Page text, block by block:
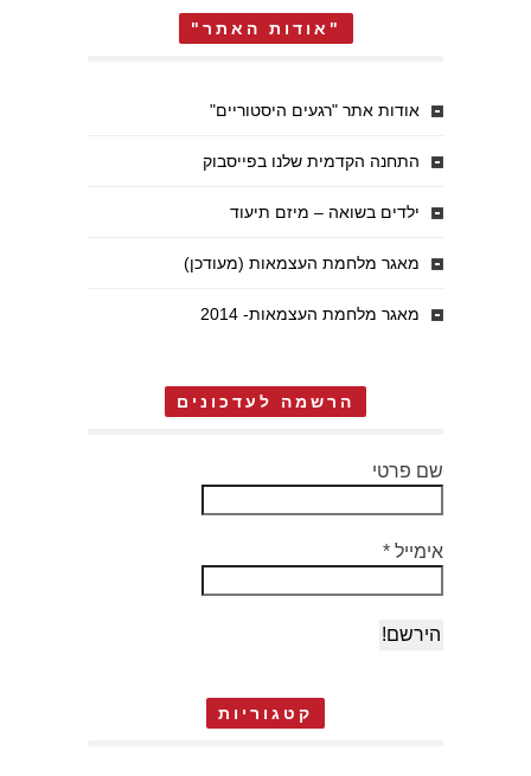
"אודות האתר"
אודות אתר "רגעים היסטוריים"
התחנה הקדמית שלנו בפייסבוק
ילדים בשואה – מיזם תיעוד
מאגר מלחמת העצמאות (מעודכן)
מאגר מלחמת העצמאות- 2014
הרשמה לעדכונים
שם פרטי
אימייל *
קטגוריות